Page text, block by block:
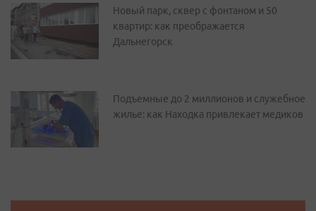
Новый парк, сквер с фонтаном и 50
квартир: как преображается
Дальнегорск
Подъемные до 2 миллионов и служебное
жилье: как Находка привлекает медиков